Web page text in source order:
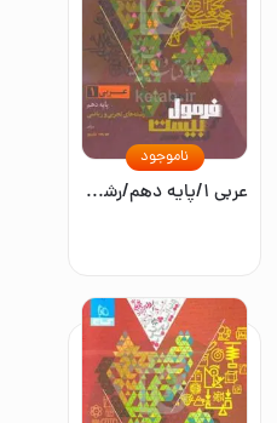
عربی ۱/پایه دهم/رشته های تجربی و ریاضی
ناموجود